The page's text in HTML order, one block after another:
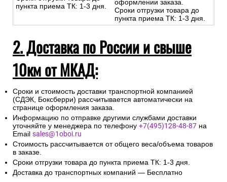
пункта приема ТК: 1-3 дня.
оформлении заказа.
Сроки отгрузки товара до
пункта приема ТК: 1-3 дня.
2. Доставка по России и свыше
10км от МКАД:
Сроки и стоимость доставки транспортной компанией
(СДЭК, Боксберри) рассчитывается автоматически на
странице оформления заказа.
Информацию по отправке другими службами доставки
уточняйте у менеджера по телефону +7(495)128-48-87 на
Email sales@1oboi.ru
Стоимость рассчитывается от общего веса/объема товаров
в заказе.
Сроки отгрузки товара до пункта приема ТК: 1-3 дня.
Доставка до транспортных компаний — Бесплатно